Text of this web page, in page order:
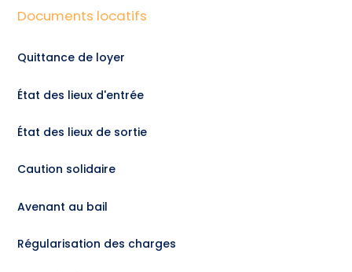
Documents locatifs
Quittance de loyer
État des lieux d'entrée
État des lieux de sortie
Caution solidaire
Avenant au bail
Régularisation des charges